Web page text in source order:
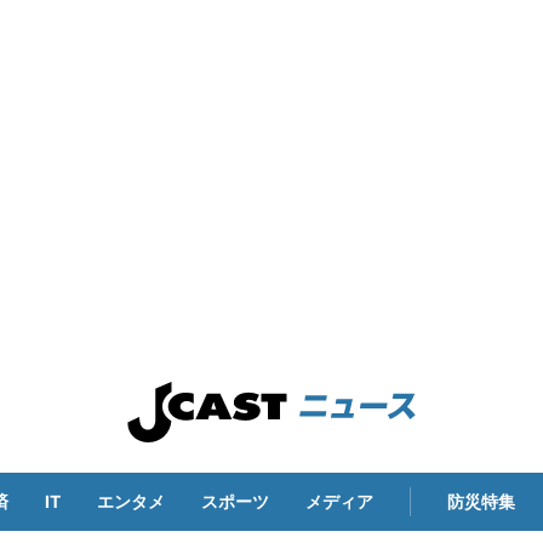
IT エンタメ スポーツ メディア 防災特集